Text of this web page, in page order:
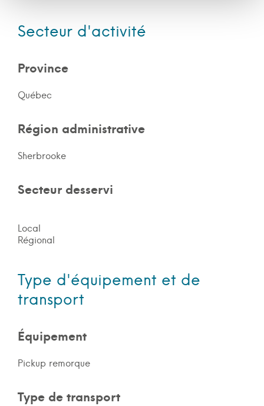
Secteur d'activité
Province
Québec
Région administrative
Sherbrooke
Secteur desservi
Local
Régional
Type d'équipement et de
transport
Équipement
Pickup remorque
Type de transport